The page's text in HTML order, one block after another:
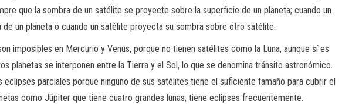
que la sombra de un satélite se proyecte sobre la superficie de un planeta; cuando un
un planeta o cuando un satélite proyecta su sombra sobre otro satélite.
imposibles en Mercurio y Venus, porque no tienen satélites como la Luna, aunque sí es
planetas se interponen entre la Tierra y el Sol, lo que se denomina tránsito astronómico.
eclipses parciales porque ninguno de sus satélites tiene el suficiente tamaño para cubrir el
como Júpiter que tiene cuatro grandes lunas, tiene eclipses frecuentemente.